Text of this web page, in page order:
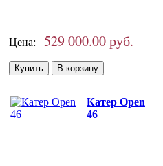
Цена: 529 000.00 руб.
Катер Open
46